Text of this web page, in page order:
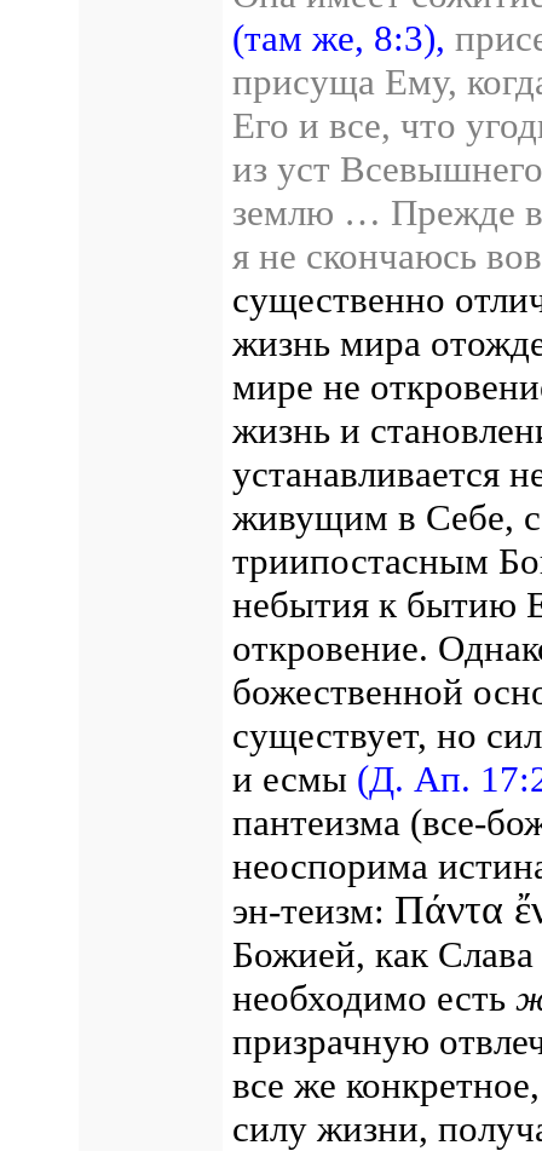
(там же, 8:3),
присуща Ему,
Его и все, что
из уст
землю … Прежде
я не скончаюсь
существенно
жизнь мира
мире не
жизнь и
устанавливается
живущим в Себе,
триипостасным
небытия к бытию
откровение.
божественной
существует, но
и есмы (Д. Ап.
пантеизма (все-
неоспорима
эн-теизм: Πάντα
Божией, как
необходимо есть
призрачную
все же
силу жизни,